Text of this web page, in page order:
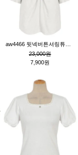
23,000원
7,900원